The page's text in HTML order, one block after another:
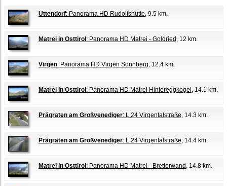
Uttendorf: Panorama HD Rudolfshütte, 9.5 km.
Matrei in Osttirol : Panorama HD Matrei - Goldried , 12 km.
Virgen: Panorama HD Virgen Sonnberg, 12.4 km.
Matrei in Osttirol : Panorama HD Matrei Hintereggkogel , 14.1 km.
Prägraten am Großvenediger: L 24 Virgentalstraße, 14.3 km.
Prägraten am Großvenediger: L 24 Virgentalstraße, 14.4 km.
Matrei in Osttirol : Panorama HD Matrei - Bretterwand , 14.8 km.